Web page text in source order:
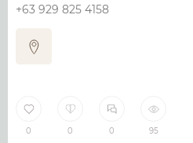
+63 929 825 4158
0 0 0 95